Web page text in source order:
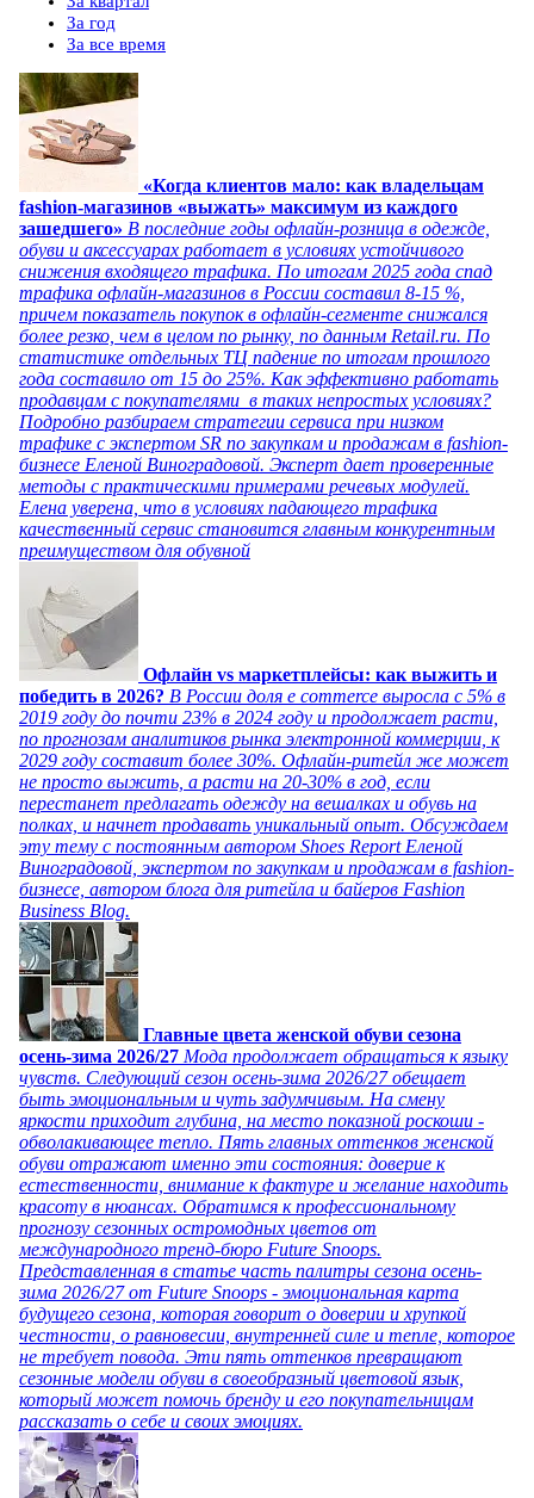
За год
За все время
«Когда клиентов мало: как владельцам
fashion-магазинов «выжать» максимум из каждого
зашедшего» В последние годы офлайн-розница в одежде,
обуви и аксессуарах работает в условиях устойчивого
снижения входящего трафика. По итогам 2025 года спад
трафика офлайн-магазинов в России составил 8-15 %,
причем показатель покупок в офлайн-сегменте снижался
более резко, чем в целом по рынку, по данным Retail.ru. По
статистике отдельных ТЦ падение по итогам прошлого
года составило от 15 до 25%. Как эффективно работать
продавцам с покупателями в таких непростых условиях?
Подробно разбираем стратегии сервиса при низком
трафике с экспертом SR по закупкам и продажам в fashion-
бизнесе Еленой Виноградовой. Эксперт дает проверенные
методы с практическими примерами речевых модулей.
Елена уверена, что в условиях падающего трафика
качественный сервис становится главным конкурентным
преимуществом для обувной
Офлайн vs маркетплейсы: как выжить и
победить в 2026? В России доля e commerce выросла с 5% в
2019 году до почти 23% в 2024 году и продолжает расти,
по прогнозам аналитиков рынка электронной коммерции, к
2029 году составит более 30%. Офлайн-ритейл же может
не просто выжить, а расти на 20-30% в год, если
перестанет предлагать одежду на вешалках и обувь на
полках, и начнет продавать уникальный опыт. Обсуждаем
эту тему с постоянным автором Shoes Report Еленой
Виноградовой, экспертом по закупкам и продажам в fashion-
бизнесе, автором блога для ритейла и байеров Fashion
Business Blog.
Главные цвета женской обуви сезона
осень-зима 2026/27 Мода продолжает обращаться к языку
чувств. Следующий сезон осень-зима 2026/27 обещает
быть эмоциональным и чуть задумчивым. На смену
яркости приходит глубина, на место показной роскоши -
обволакивающее тепло. Пять главных оттенков женской
обуви отражают именно эти состояния: доверие к
естественности, внимание к фактуре и желание находить
красоту в нюансах. Обратимся к профессиональному
прогнозу сезонных остромодных цветов от
международного тренд-бюро Future Snoops.
Представленная в статье часть палитры сезона осень-
зима 2026/27 от Future Snoops - эмоциональная карта
будущего сезона, которая говорит о доверии и хрупкой
честности, о равновесии, внутренней силе и тепле, которое
не требует повода. Эти пять оттенков превращают
сезонные модели обуви в своеобразный цветовой язык,
который может помочь бренду и его покупательницам
рассказать о себе и своих эмоциях.